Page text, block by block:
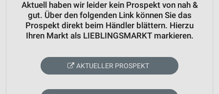
Aktuell haben wir leider kein Prospekt von nah &
gut. Über den folgenden Link können Sie das
Prospekt direkt beim Händler blättern. Hierzu
Ihren Markt als LIEBLINGSMARKT markieren.
AKTUELLER PROSPEKT